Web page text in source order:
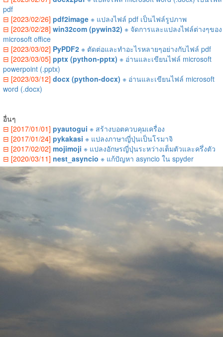
pdf
⊟ [2023/02/26] pdf2image ※ แปลงไฟล์ pdf เป็นไฟล์รูปภาพ
⊟ [2023/02/28] win32com (pywin32) ※ จัดการและแปลงไฟล์ต่างๆของ
microsoft office
⊟ [2023/03/02] PyPDF2 ※ ตัดต่อและทำอะไรหลายๆอย่างกับไฟล์ pdf
⊟ [2023/03/05] pptx (python-pptx) ※ อ่านและเขียนไฟล์ microsoft
powerpoint (.pptx)
⊟ [2023/03/12] docx (python-docx) ※ อ่านและเขียนไฟล์ microsoft
word (.docx)
อื่นๆ
⊟ [2017/01/01] pyautogui ※ สร้างบอตควบคุมเครื่อง
⊟ [2017/01/24] pykakasi ※ แปลงภาษาญี่ปุ่นเป็นโรมาจิ
⊟ [2017/02/02] mojimoji ※ แปลงอักษรญี่ปุ่นระหว่างเต็มตัวและครึ่งตัว
⊟ [2020/03/11] nest_asyncio ※ แก้ปัญหา asyncio ใน spyder